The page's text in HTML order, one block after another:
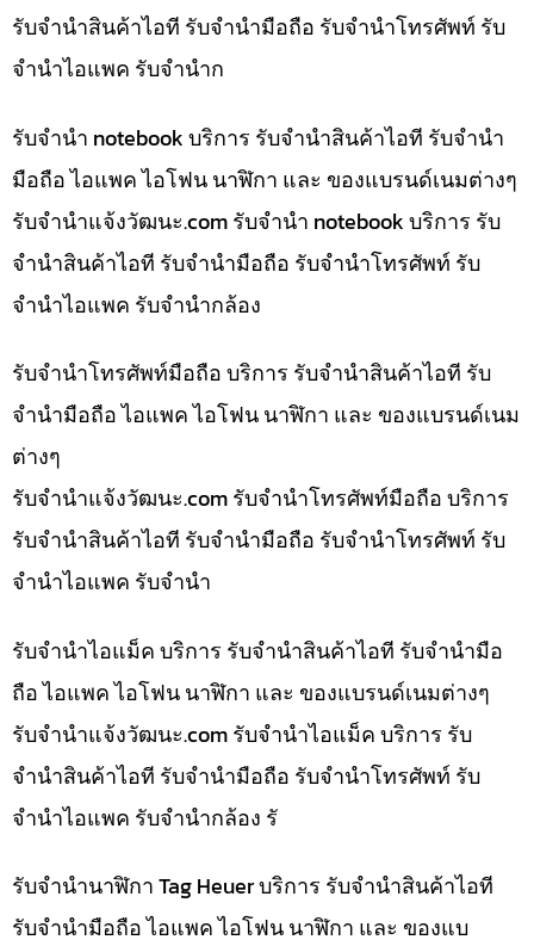
รับจำนำสินค้าไอที รับจำนำมือถือ รับจำนำโทรศัพท์ รับ
จำนำไอแพค รับจำนำก
รับจำนำ notebook บริการ รับจำนำสินค้าไอที รับจำนำ
มือถือ ไอแพค ไอโฟน นาฬิกา และ ของแบรนด์เนมต่างๆ
รับจํานําแจ้งวัฒนะ.com รับจำนำ notebook บริการ รับ
จำนำสินค้าไอที รับจำนำมือถือ รับจำนำโทรศัพท์ รับ
จำนำไอแพค รับจำนำกล้อง
รับจำนำโทรศัพท์มือถือ บริการ รับจำนำสินค้าไอที รับ
จำนำมือถือ ไอแพค ไอโฟน นาฬิกา และ ของแบรนด์เนม
ต่างๆ
รับจํานําแจ้งวัฒนะ.com รับจำนำโทรศัพท์มือถือ บริการ
รับจำนำสินค้าไอที รับจำนำมือถือ รับจำนำโทรศัพท์ รับ
จำนำไอแพค รับจำนำ
รับจำนำไอแม็ค บริการ รับจำนำสินค้าไอที รับจำนำมือ
ถือ ไอแพค ไอโฟน นาฬิกา และ ของแบรนด์เนมต่างๆ
รับจํานําแจ้งวัฒนะ.com รับจำนำไอแม็ค บริการ รับ
จำนำสินค้าไอที รับจำนำมือถือ รับจำนำโทรศัพท์ รับ
จำนำไอแพค รับจำนำกล้อง รั
รับจำนำนาฬิกา Tag Heuer บริการ รับจำนำสินค้าไอที
รับจำนำมือถือ ไอแพค ไอโฟน นาฬิกา และ ของแบ